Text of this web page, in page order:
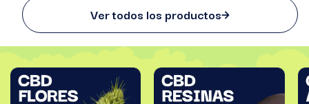
Ver todos los productos